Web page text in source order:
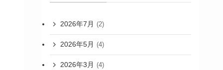
2026年7月 (2)
2026年5月 (4)
2026年3月 (4)